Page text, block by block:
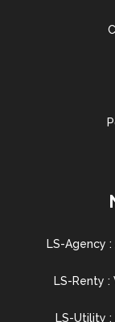
LS-Agency
LS-Renty
LS-Utility